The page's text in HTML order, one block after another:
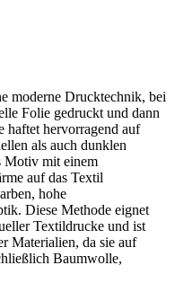
moderne Drucktechnik, bei
Folie gedruckt und dann
haftet hervorragend auf
als auch dunklen
Motiv mit einem
auf das Textil
hohe
Diese Methode eignet
Textildrucke und ist
Materialien, da sie auf
Baumwolle,